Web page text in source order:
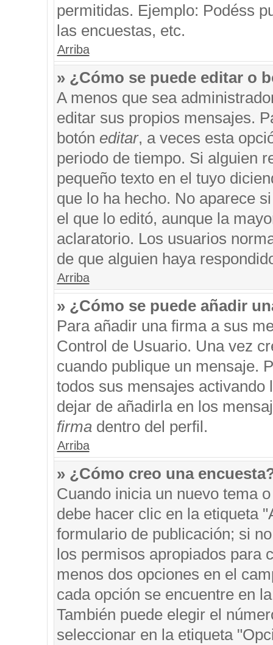
permitidas. Ejemplo: Podéss
las encuestas, etc.
Arriba
» ¿Cómo se puede editar o
A menos que sea
editar sus propios mensajes.
botón editar, a veces esta
periodo de tiempo. Si alguien
pequeño texto en el tuyo
que lo ha hecho. No aparece
el que lo editó, aunque la
aclaratorio. Los usuarios
de que alguien haya
Arriba
» ¿Cómo se puede añadir
Para añadir una firma a sus
Control de Usuario. Una vez
cuando publique un mensaje.
todos sus mensajes
dejar de añadirla en los
firmadentro del perfil.
Arriba
» ¿Cómo creo una
Cuando inicia un nuevo tema
debe hacer clic en la etiqueta
formulario de publicación; si
los permisos apropiados para
menos dos opciones en el
cada opción se encuentre en
También puede elegir el
seleccionar en la etiqueta